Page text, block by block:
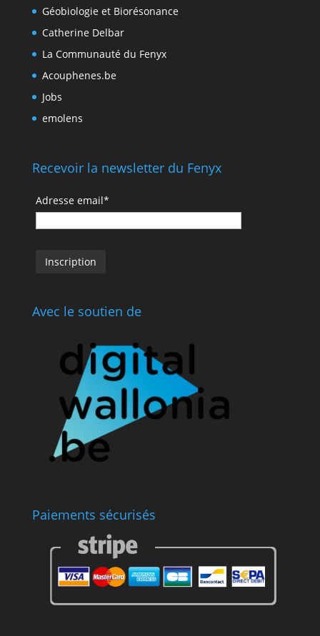
Géobiologie et Biorésonance
Catherine Delbar
La Communauté du Fenyx
Acouphenes.be
Jobs
emolens
Recevoir la newsletter du Fenyx
Adresse email*
Avec le soutien de
Paiements sécurisés